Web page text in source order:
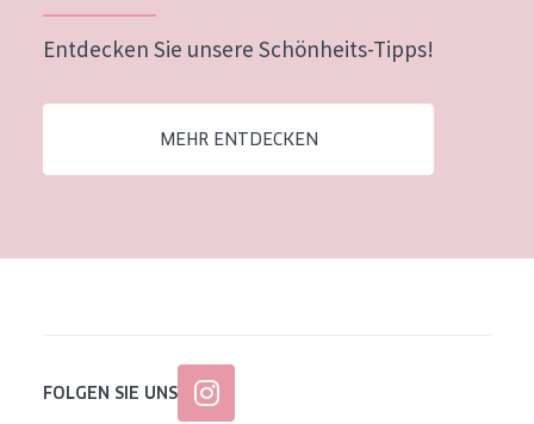
Reife Haut
Der Sonne ausgesetzte Haut
Jedes alter
Reife Haut
Entdecken Sie unsere Schönheits-Tipps!
MEHR ENTDECKEN
FOLGEN SIE UNS